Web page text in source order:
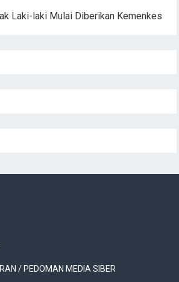
Laki-laki Mulai Diberikan Kemenkes
/ PEDOMAN MEDIA SIBER